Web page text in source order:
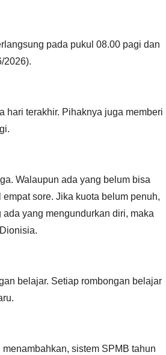
pada pukul 08.00 pagi dan
2026).
hari terakhir. Pihaknya juga memberi
Walaupun ada yang belum bisa
sore. Jika kuota belum penuh,
yang mengundurkan diri, maka
belajar. Setiap rombongan belajar
sistem SPMB tahun